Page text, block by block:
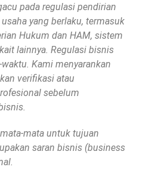
pada regulasi pendirian
yang berlaku, termasuk
Hukum dan HAM, sistem
lainnya. Regulasi bisnis
Kami menyarankan
verifikasi atau
sebelum
mata untuk tujuan
saran bisnis (business